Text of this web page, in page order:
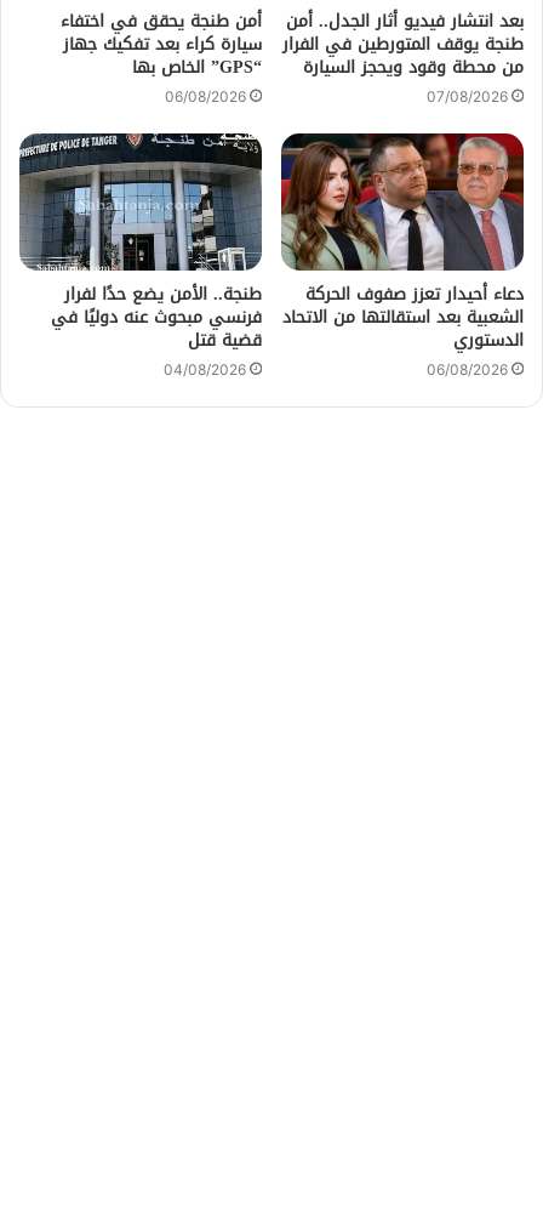
بعد انتشار فيديو أثار الجدل.. أمن
طنجة يوقف المتورطين في الفرار
من محطة وقود ويحجز السيارة
07/08/2026
أمن طنجة يحقق في اختفاء
سيارة كراء بعد تفكيك جهاز
“GPS” الخاص بها
06/08/2026
دعاء أحيدار تعزز صفوف الحركة
الشعبية بعد استقالتها من الاتحاد
الدستوري
06/08/2026
طنجة.. الأمن يضع حدًا لفرار
فرنسي مبحوث عنه دوليًا في
قضية قتل
04/08/2026